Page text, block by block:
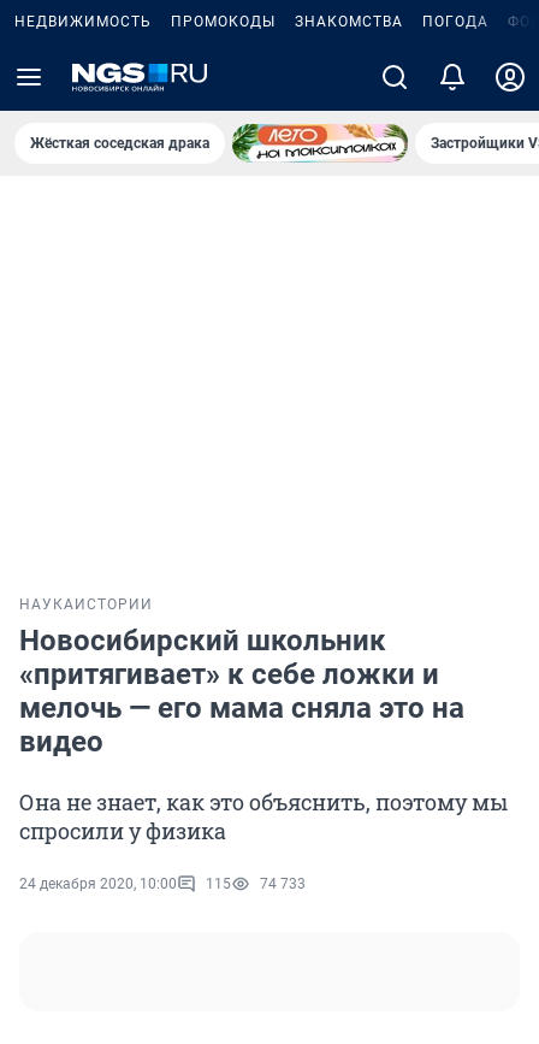
НЕДВИЖИМОСТЬ ПРОМОКОДЫ ЗНАКОМСТВА ПОГОДА
Жёсткая соседская драка Застройщики
НАУКА ИСТОРИИ
Новосибирский школьник
«притягивает» к себе ложки и
мелочь — его мама сняла это на
видео
Она не знает, как это объяснить, поэтому мы
спросили у физика
24 декабря 2020, 10:00 115 74 733